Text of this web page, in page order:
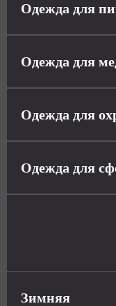
Одежда для
Одежда для
Одежда для
Одежда для
Зимняя